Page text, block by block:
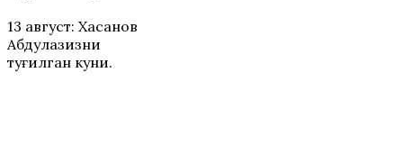
13 август: Хасанов
Абдулазизни
туғилган куни.